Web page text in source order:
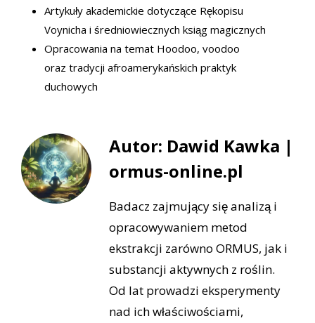
Artykuły akademickie dotyczące Rękopisu
Voynicha i średniowiecznych ksiąg magicznych
Opracowania na temat Hoodoo, voodoo
oraz tradycji afroamerykańskich praktyk
duchowych
Autor: Dawid Kawka |
ormus-online.pl
Badacz zajmujący się analizą i
opracowywaniem metod
ekstrakcji zarówno ORMUS, jak i
substancji aktywnych z roślin.
Od lat prowadzi eksperymenty
nad ich właściwościami,